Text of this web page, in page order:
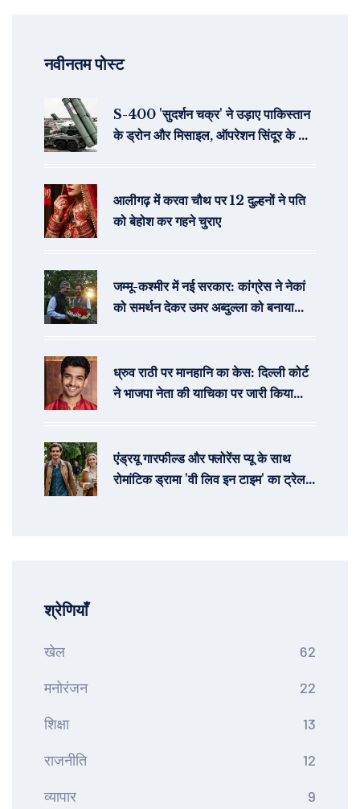
नवीनतम पोस्ट
S-400 'सुदर्शन चक्र' ने उड़ाए पाकिस्तान
के ड्रोन और मिसाइल, ऑपरेशन सिंदूर के बाद
आलीगढ़ में करवा चौथ पर 12 दुल्हनों ने पति
को बेहोश कर गहने चुराए
जम्मू-कश्मीर में नई सरकार: कांग्रेस ने नेकां
को समर्थन देकर उमर अब्दुल्ला को बनाया
ध्रुव राठी पर मानहानि का केस: दिल्ली कोर्ट
ने भाजपा नेता की याचिका पर जारी किया
एंड्रयू गारफील्ड और फ्लोरेंस प्यू के साथ
रोमांटिक ड्रामा 'वी लिव इन टाइम' का ट्रेलर
श्रेणियाँ
खेल 62
मनोरंजन 22
शिक्षा 13
राजनीति 12
व्यापार 9